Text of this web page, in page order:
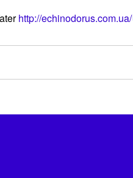
http://echinodorus.com.ua/